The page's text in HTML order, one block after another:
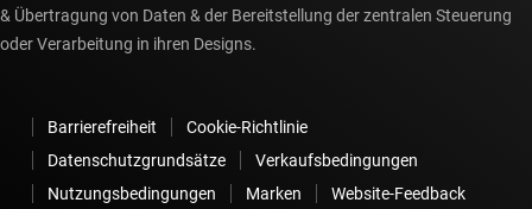
& Übertragung von Daten & der Bereitstellung der zentralen Steuerung
oder Verarbeitung in ihren Designs.
Barrierefreiheit
Cookie-Richtlinie
Datenschutzgrundsätze
Verkaufsbedingungen
Nutzungsbedingungen
Marken
Website-Feedback